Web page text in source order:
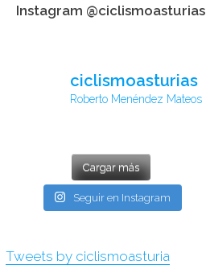
Instagram @ciclismoasturias
ciclismoasturias
Roberto Menéndez Mateos
Cargar más
Seguir en Instagram
Tweets by ciclismoasturia